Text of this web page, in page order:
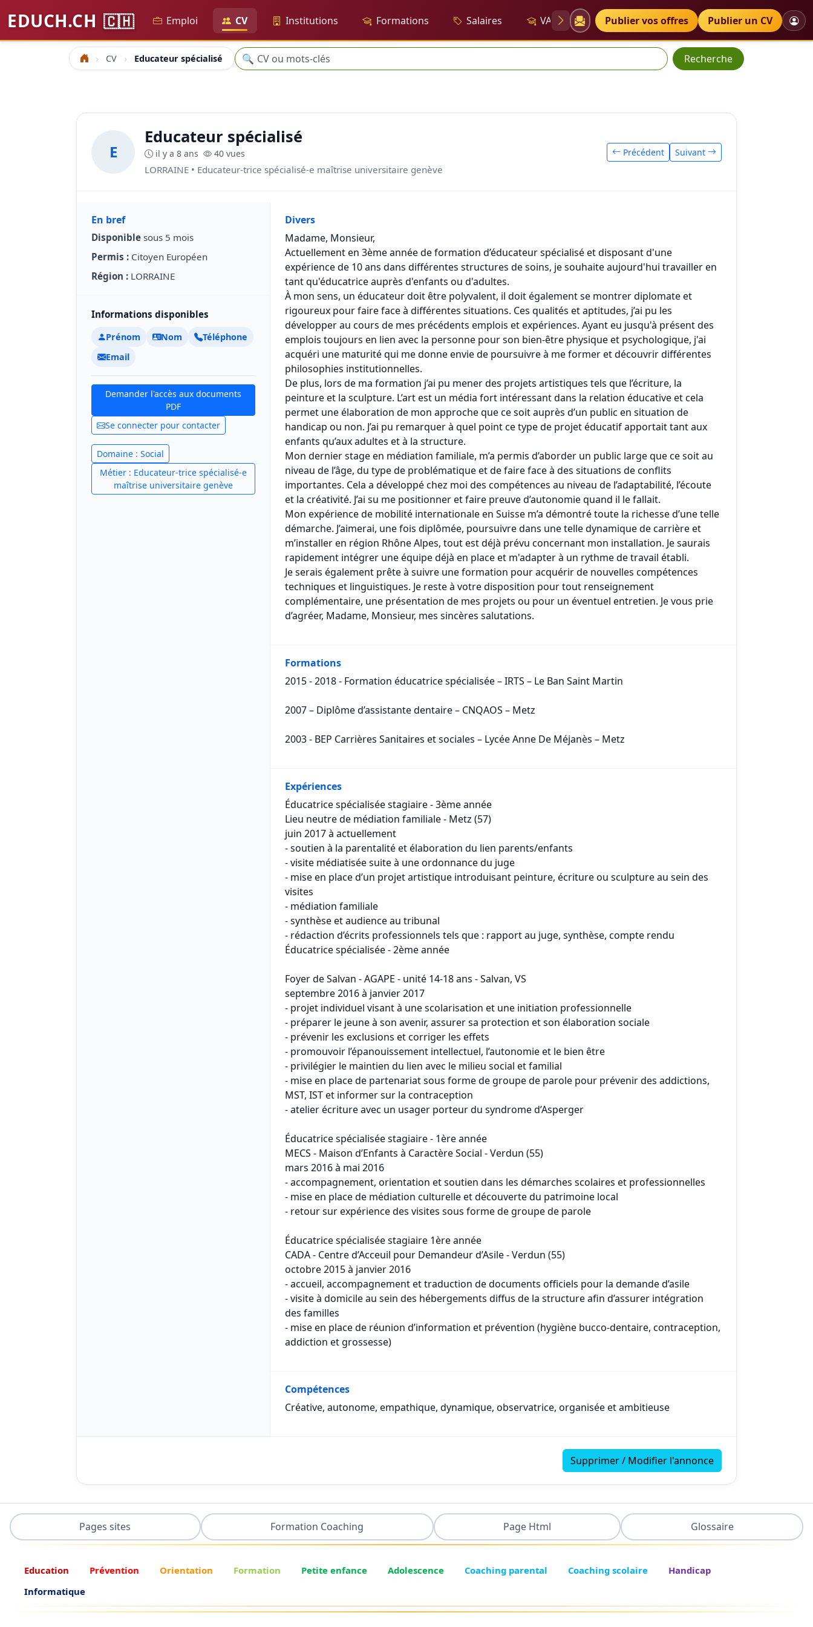
EDUCH.CH 🇨🇭 Emploi CV Institutions Formations Salaires VAE Diplômes Petites annonces
Publier vos offres Publier un CV
Accueil CV Educateur spécialisé Recherche
🔍 Recherche
E
Educateur spécialisé
il y a 8 ans 40 vues
LORRAINE • Educateur-trice spécialisé-e maîtrise universitaire genève
Précédent Suivant
En bref
Disponible sous 5 mois
Permis : Citoyen Européen
Région : LORRAINE
Informations disponibles
Prénom Nom
Téléphone
Email
Demander l'accès aux documents
PDF
Se connecter pour contacter
Domaine : Social
Métier : Educateur-trice spécialisé-e
maîtrise universitaire genève
Divers
Madame, Monsieur,
Actuellement en 3ème année de formation d’éducateur spécialisé et disposant d'une
expérience de 10 ans dans différentes structures de soins, je souhaite aujourd'hui travailler en
tant qu'éducatrice auprès d'enfants ou d'adultes.
À mon sens, un éducateur doit être polyvalent, il doit également se montrer diplomate et
rigoureux pour faire face à différentes situations. Ces qualités et aptitudes, j’ai pu les
développer au cours de mes précédents emplois et expériences. Ayant eu jusqu'à présent des
emplois toujours en lien avec la personne pour son bien-être physique et psychologique, j'ai
acquéri une maturité qui me donne envie de poursuivre à me former et découvrir différentes
philosophies institutionnelles.
De plus, lors de ma formation j’ai pu mener des projets artistiques tels que l’écriture, la
peinture et la sculpture. L’art est un média fort intéressant dans la relation éducative et cela
permet une élaboration de mon approche que ce soit auprès d’un public en situation de
handicap ou non. J’ai pu remarquer à quel point ce type de projet éducatif apportait tant aux
enfants qu’aux adultes et à la structure.
Mon dernier stage en médiation familiale, m’a permis d’aborder un public large que ce soit au
niveau de l’âge, du type de problématique et de faire face à des situations de conflits
importantes. Cela a développé chez moi des compétences au niveau de l’adaptabilité, l’écoute
et la créativité. J’ai su me positionner et faire preuve d’autonomie quand il le fallait.
Mon expérience de mobilité internationale en Suisse m’a démontré toute la richesse d’une telle
démarche. J’aimerai, une fois diplômée, poursuivre dans une telle dynamique de carrière et
m’installer en région Rhône Alpes, tout est déjà prévu concernant mon installation. Je saurais
rapidement intégrer une équipe déjà en place et m'adapter à un rythme de travail établi.
Je serais également prête à suivre une formation pour acquérir de nouvelles compétences
techniques et linguistiques. Je reste à votre disposition pour tout renseignement
complémentaire, une présentation de mes projets ou pour un éventuel entretien. Je vous prie
d’agréer, Madame, Monsieur, mes sincères salutations.
Formations
2015 - 2018 - Formation éducatrice spécialisée – IRTS – Le Ban Saint Martin
2007 – Diplôme d’assistante dentaire – CNQAOS – Metz
2003 - BEP Carrières Sanitaires et sociales – Lycée Anne De Méjanès – Metz
Expériences
Éducatrice spécialisée stagiaire - 3ème année
Lieu neutre de médiation familiale - Metz (57)
juin 2017 à actuellement
- soutien à la parentalité et élaboration du lien parents/enfants
- visite médiatisée suite à une ordonnance du juge
- mise en place d’un projet artistique introduisant peinture, écriture ou sculpture au sein des
visites
- médiation familiale
- synthèse et audience au tribunal
- rédaction d’écrits professionnels tels que : rapport au juge, synthèse, compte rendu
Éducatrice spécialisée - 2ème année
Foyer de Salvan - AGAPE - unité 14-18 ans - Salvan, VS
septembre 2016 à janvier 2017
- projet individuel visant à une scolarisation et une initiation professionnelle
- préparer le jeune à son avenir, assurer sa protection et son élaboration sociale
- prévenir les exclusions et corriger les effets
- promouvoir l’épanouissement intellectuel, l’autonomie et le bien être
- privilégier le maintien du lien avec le milieu social et familial
- mise en place de partenariat sous forme de groupe de parole pour prévenir des addictions,
MST, IST et informer sur la contraception
- atelier écriture avec un usager porteur du syndrome d’Asperger
Éducatrice spécialisée stagiaire - 1ère année
MECS - Maison d’Enfants à Caractère Social - Verdun (55)
mars 2016 à mai 2016
- accompagnement, orientation et soutien dans les démarches scolaires et professionnelles
- mise en place de médiation culturelle et découverte du patrimoine local
- retour sur expérience des visites sous forme de groupe de parole
Éducatrice spécialisée stagiaire 1ère année
CADA - Centre d’Acceuil pour Demandeur d’Asile - Verdun (55)
octobre 2015 à janvier 2016
- accueil, accompagnement et traduction de documents officiels pour la demande d’asile
- visite à domicile au sein des hébergements diffus de la structure afin d’assurer intégration
des familles
- mise en place de réunion d’information et prévention (hygiène bucco-dentaire, contraception,
addiction et grossesse)
Compétences
Créative, autonome, empathique, dynamique, observatrice, organisée et ambitieuse
Supprimer / Modifier l'annonce
Pages sites Formation Coaching Page Html Glossaire
Education Prévention Orientation Formation Petite enfance Adolescence Coaching parental Coaching scolaire
Handicap
Informatique